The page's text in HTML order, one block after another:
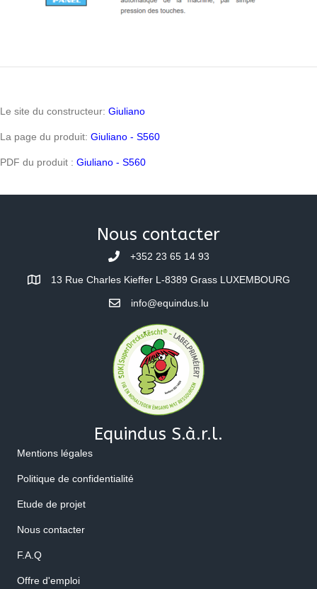
Le site du constructeur: Giuliano
La page du produit: Giuliano - S560
PDF du produit : Giuliano - S560
Nous contacter
+352 23 65 14 93
13 Rue Charles Kieffer L-8389 Grass LUXEMBOURG
info@equindus.lu
Equindus S.à.r.l.
Mentions légales
Politique de confidentialité
Etude de projet
Nous contacter
F.A.Q
Offre d'emploi